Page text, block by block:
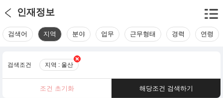
인재정보
검색어 지역 분야 업무 근무형태 경력 연령
검색조건 지역 : 울산
조건 초기화 해당조건 검색하기